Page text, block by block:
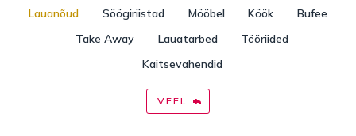
Lauanõud Söögiriistad Mööbel Köök
Bufee
Take Away
Lauatarbed
Tööriided
Kaitsevahendid
VEEL